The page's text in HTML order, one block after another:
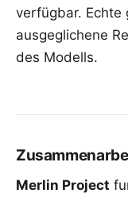
verfügbar. Echte
ausgeglichene
des Modells.
Merlin Project